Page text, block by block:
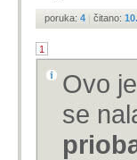
poruka: 4 | čitano:
1
Ovo
se